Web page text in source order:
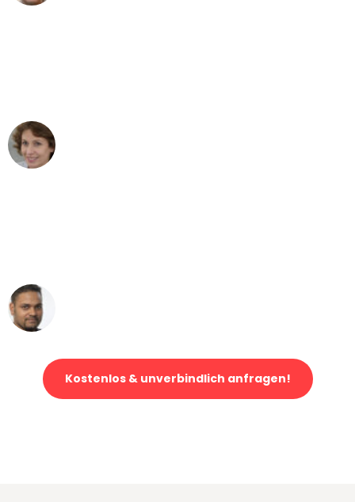
Kostenlos & unverbindlich anfragen!